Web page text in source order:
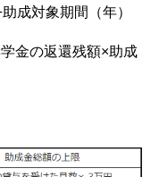
成対象期間（年）
金の返還残額×助成